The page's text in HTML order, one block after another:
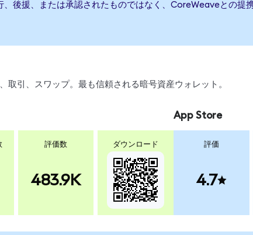
後援、または承認されたものではなく、CoreWeaveとの提
取引、スワップ。最も信頼される暗号資産ウォレット。
評価数
483.9K
ダウンロード
App Store
評価
4.7